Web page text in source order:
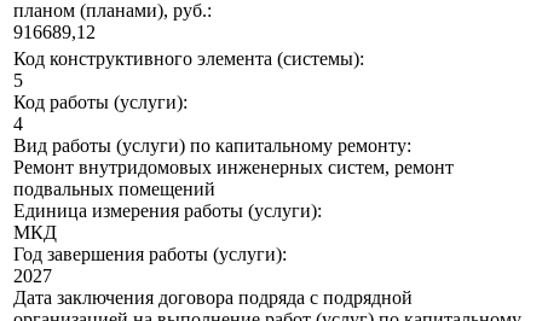
планом (планами), руб.:
916689,12
Код конструктивного элемента (системы):
5
Код работы (услуги):
4
Вид работы (услуги) по капитальному ремонту:
Ремонт внутридомовых инженерных систем, ремонт
подвальных помещений
Единица измерения работы (услуги):
МКД
Год завершения работы (услуги):
2027
Дата заключения договора подряда с подрядной